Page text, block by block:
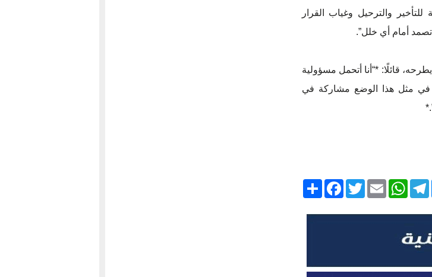
والترحيل وغياب القرار
أمام أي خلل”.
قائلًا: *“أنا أتحمل مسؤولية
في مثل هذا الوضع مشاركة في
انشر
FacebookTwitterEmail
WhatsAppTelegram